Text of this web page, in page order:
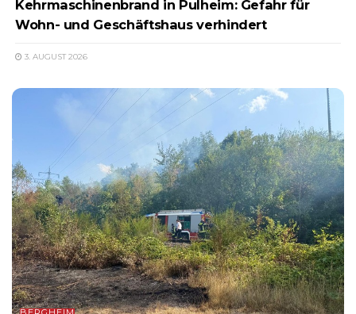
Kehrmaschinenbrand in Pulheim: Gefahr für
Wohn- und Geschäftshaus verhindert
3. AUGUST 2026